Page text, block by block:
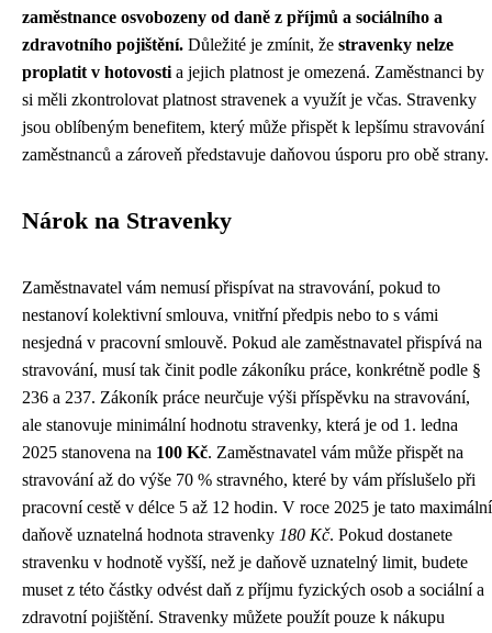
zaměstnance osvobozeny od daně z příjmů a sociálního a
zdravotního pojištění. Důležité je zmínit, že stravenky nelze
proplatit v hotovosti a jejich platnost je omezená. Zaměstnanci by
si měli zkontrolovat platnost stravenek a využít je včas. Stravenky
jsou oblíbeným benefitem, který může přispět k lepšímu stravování
zaměstnanců a zároveň představuje daňovou úsporu pro obě strany.
Nárok na Stravenky
Zaměstnavatel vám nemusí přispívat na stravování, pokud to
nestanoví kolektivní smlouva, vnitřní předpis nebo to s vámi
nesjedná v pracovní smlouvě. Pokud ale zaměstnavatel přispívá na
stravování, musí tak činit podle zákoníku práce, konkrétně podle §
236 a 237. Zákoník práce neurčuje výši příspěvku na stravování,
ale stanovuje minimální hodnotu stravenky, která je od 1. ledna
2025 stanovena na 100 Kč. Zaměstnavatel vám může přispět na
stravování až do výše 70 % stravného, které by vám příslušelo při
pracovní cestě v délce 5 až 12 hodin. V roce 2025 je tato maximální
daňově uznatelná hodnota stravenky 180 Kč. Pokud dostanete
stravenku v hodnotě vyšší, než je daňově uznatelný limit, budete
muset z této částky odvést daň z příjmu fyzických osob a sociální a
zdravotní pojištění. Stravenky můžete použít pouze k nákupu